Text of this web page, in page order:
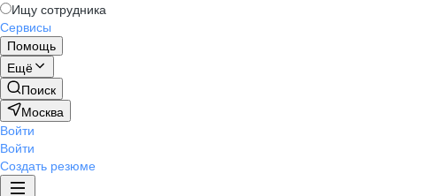
Ищу сотрудника
Сервисы
Помощь
Ещё
Поиск
Москва
Войти
Войти
Создать резюме